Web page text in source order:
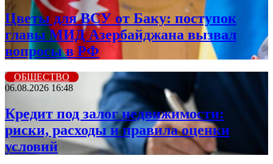
Цветы для ВСУ от Баку: поступок
главы МИД Азербайджана вызвал
вопросы в РФ
ОБЩЕСТВО
06.08.2026 16:48
Кредит под залог недвижимости:
риски, расходы и правила оценки
условий